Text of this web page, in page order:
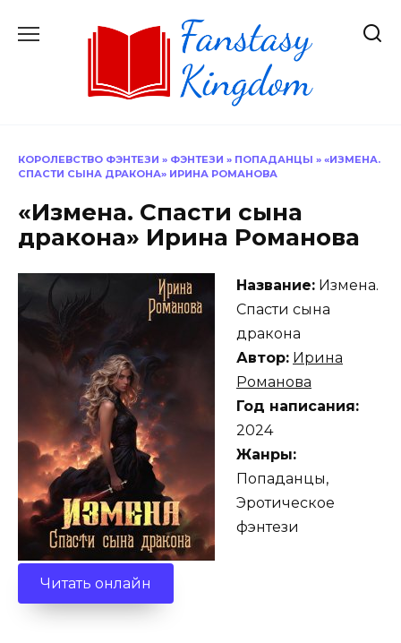
КОРОЛЕВСТВО ФЭНТЕЗИ » ФЭНТЕЗИ » ПОПАДАНЦЫ » «ИЗМЕНА.
СПАСТИ СЫНА ДРАКОНА» ИРИНА РОМАНОВА
«Измена. Спасти сына
дракона» Ирина Романова
Название: Измена.
Спасти сына
дракона
Автор: Ирина
Романова
Год написания:
2024
Жанры:
Попаданцы,
Эротическое
фэнтези
Читать онлайн